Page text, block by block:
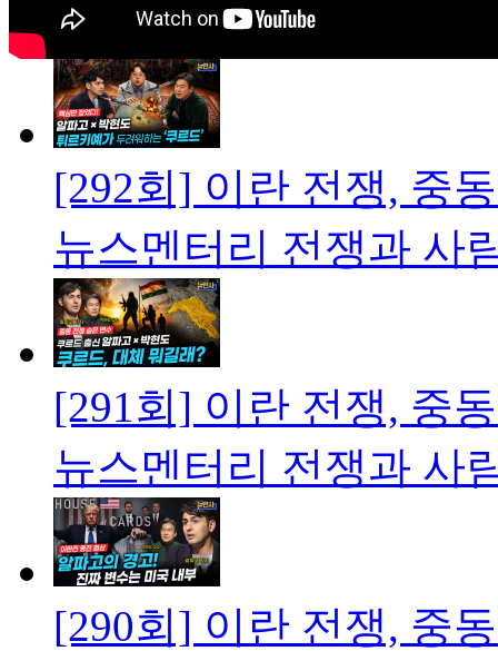
[292회] 이란 전쟁, 중
뉴스멘터리 전쟁과 사
[291회] 이란 전쟁, 중
뉴스멘터리 전쟁과 사
[290회] 이란 전쟁, 중